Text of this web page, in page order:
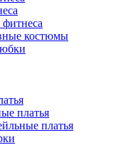
костюмы
платья
платья